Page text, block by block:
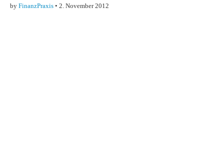
by FinanzPraxis • 2. November 2012